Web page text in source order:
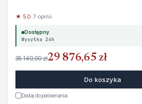
★ 5.0· 7 opinii
Dostępny
Wysyłka 24h
35 149,00 zł29 876,65 zł
Do koszyka
Dodaj do porównania